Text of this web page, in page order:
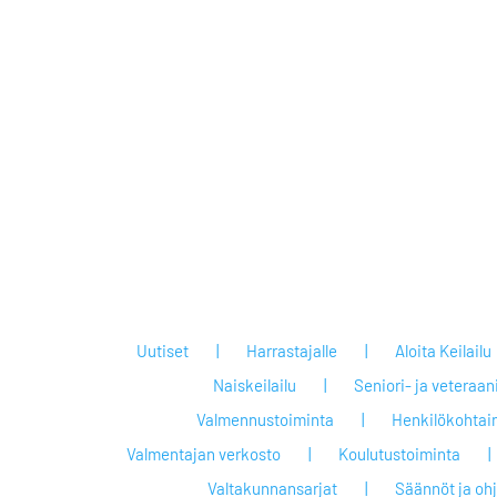
Uutiset Harrastajalle Aloita Keilailu
Naiskeilailu
Seniori- ja
Valmennustoiminta
Valmentajan verkosto
Koulutustoiminta
Valtakunnansarjat
Säännöt ja